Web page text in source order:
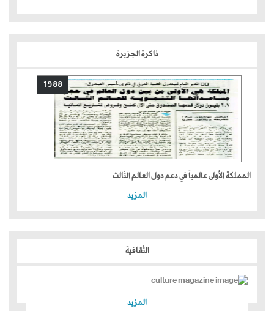
ذاكرة الجزيرة
1988
المملكة الأولى عالمياً في دعم دول العالم الثالث
المزيد
الثقافية
المزيد